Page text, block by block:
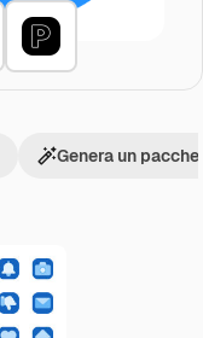
Genera un